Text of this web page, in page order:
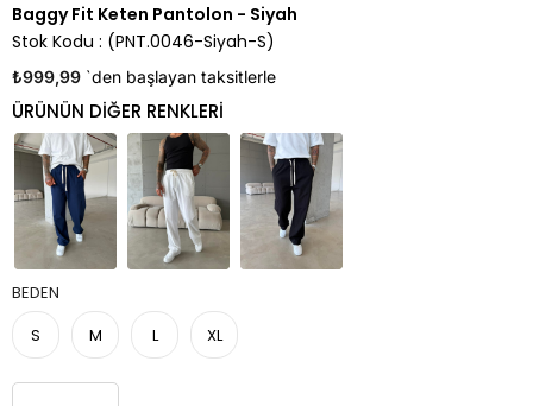
Baggy Fit Keten Pantolon - Siyah
Stok Kodu
(PNT.0046-Siyah-S)
₺999,99 `den başlayan taksitlerle
BEDEN
S
M L XL